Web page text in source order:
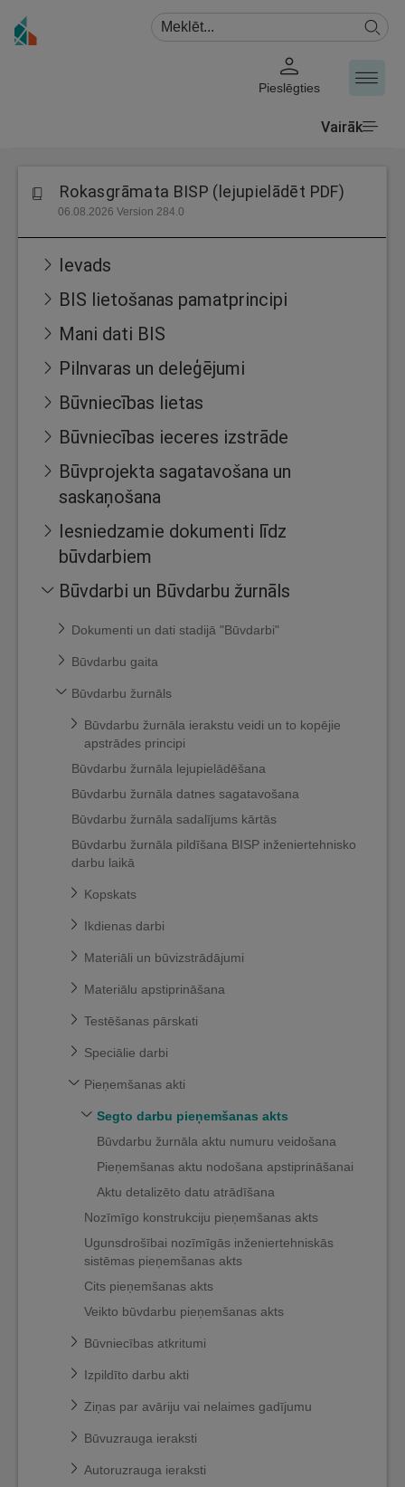
Pieslēgties
Vairāk
Rokasgrāmata BISP (lejupielādēt PDF)
06.08.2026 Version 284.0
Ievads
BIS lietošanas pamatprincipi
Mani dati BIS
Pilnvaras un deleģējumi
Būvniecības lietas
Būvniecības ieceres izstrāde
Būvprojekta sagatavošana un
saskaņošana
Iesniedzamie dokumenti līdz
būvdarbiem
Būvdarbi un Būvdarbu žurnāls
Dokumenti un dati stadijā "Būvdarbi"
Būvdarbu gaita
Būvdarbu žurnāls
Būvdarbu žurnāla ierakstu veidi un to kopējie
apstrādes principi
Būvdarbu žurnāla lejupielādēšana
Būvdarbu žurnāla datnes sagatavošana
Būvdarbu žurnāla sadalījums kārtās
Būvdarbu žurnāla pildīšana BISP inženiertehnisko
darbu laikā
Kopskats
Ikdienas darbi
Materiāli un būvizstrādājumi
Materiālu apstiprināšana
Testēšanas pārskati
Speciālie darbi
Pieņemšanas akti
Segto darbu pieņemšanas akts
Būvdarbu žurnāla aktu numuru veidošana
Pieņemšanas aktu nodošana apstiprināšanai
Aktu detalizēto datu atrādīšana
Nozīmīgo konstrukciju pieņemšanas akts
Ugunsdrošībai nozīmīgās inženiertehniskās
sistēmas pieņemšanas akts
Cits pieņemšanas akts
Veikto būvdarbu pieņemšanas akts
Būvniecības atkritumi
Izpildīto darbu akti
Ziņas par avāriju vai nelaimes gadījumu
Būvuzrauga ieraksti
Autoruzrauga ieraksti